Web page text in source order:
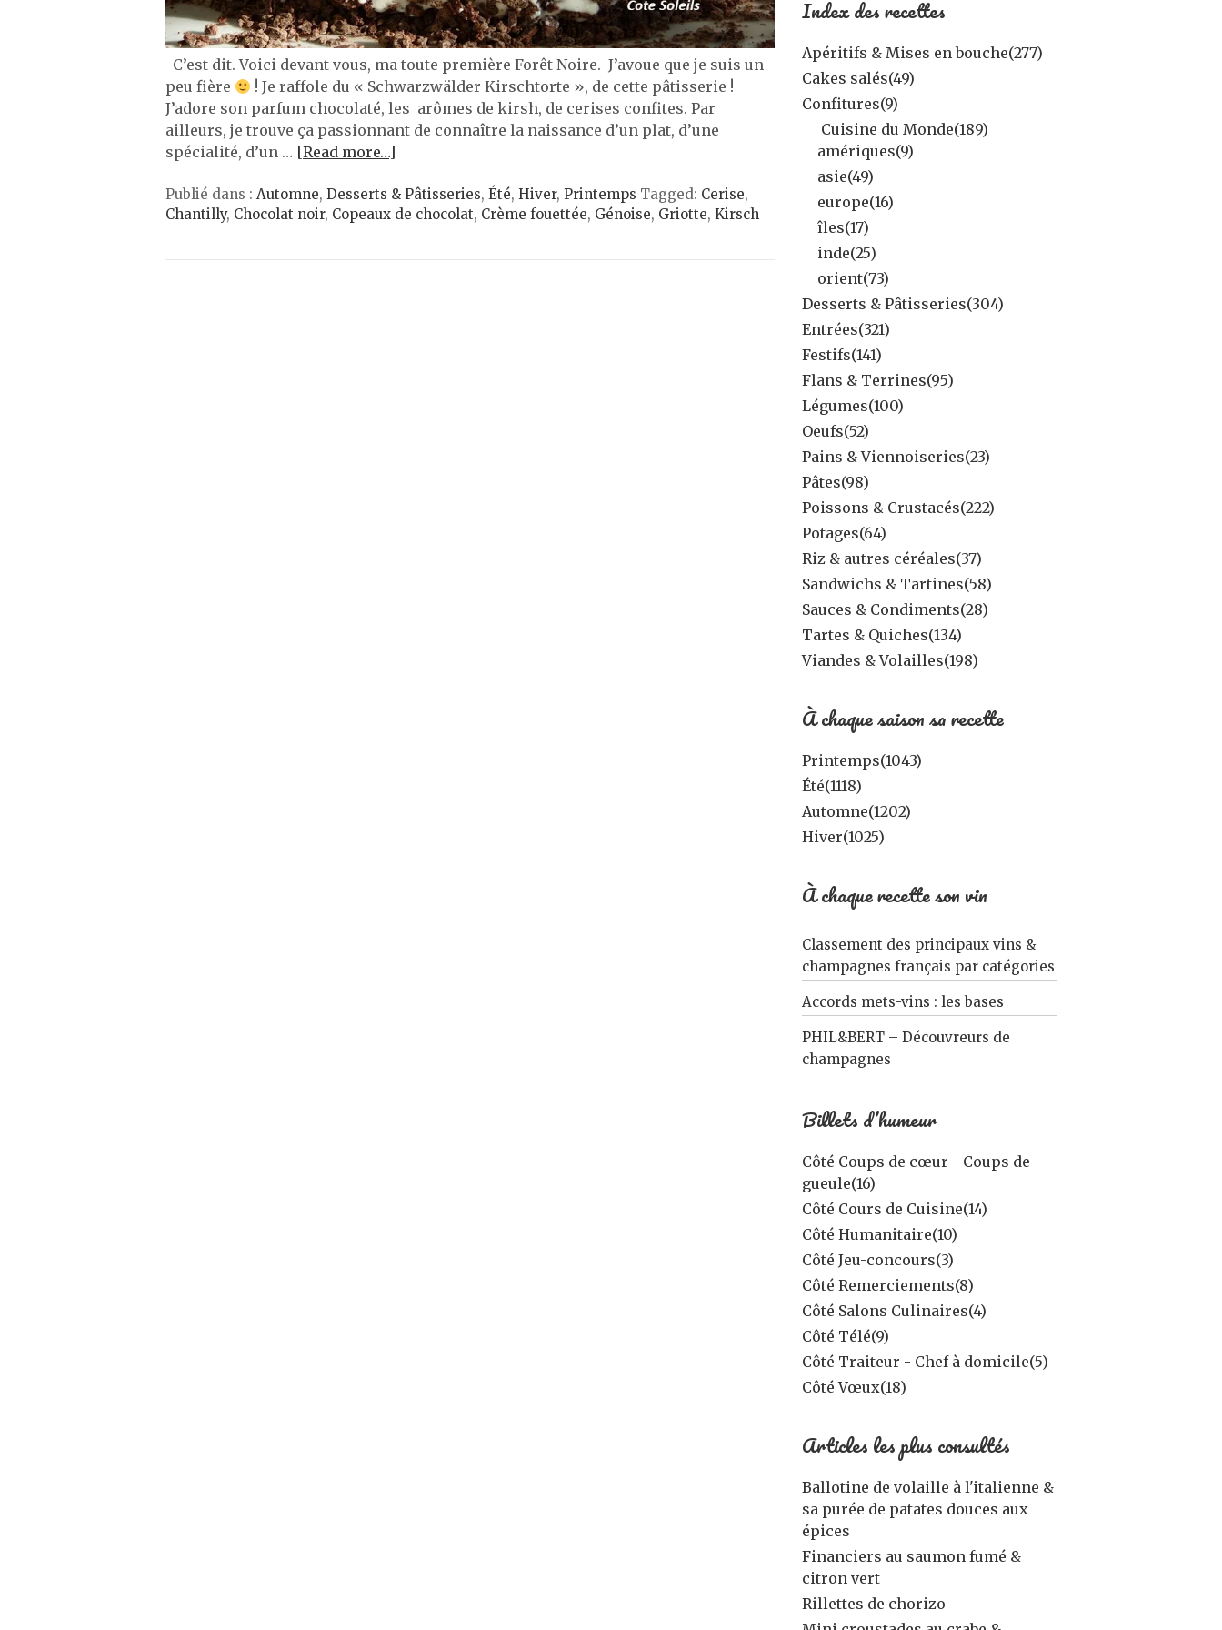
C’est dit. Voici devant vous, ma toute première Forêt Noire. J’avoue que je suis un
peu fière
! Je raffole du « Schwarzwälder Kirschtorte », de cette pâtisserie !
J’adore son parfum chocolaté, les arômes de kirsh, de cerises confites. Par
ailleurs, je trouve ça passionnant de connaître la naissance d’un plat, d’une
spécialité, d’un … [Read more…]
Publié dans : Automne, Desserts & Pâtisseries, Été, Hiver, Printemps Tagged: Cerise,
Chantilly, Chocolat noir, Copeaux de chocolat, Crème fouettée, Génoise, Griotte, Kirsch
Index des recettes
Apéritifs & Mises en bouche(277)
Cakes salés(49)
Confitures(9)
Cuisine du Monde(189)
amériques(9)
asie(49)
europe(16)
îles(17)
inde(25)
orient(73)
Desserts & Pâtisseries(304)
Entrées(321)
Festifs(141)
Flans & Terrines(95)
Légumes(100)
Oeufs(52)
Pains & Viennoiseries(23)
Pâtes(98)
Poissons & Crustacés(222)
Potages(64)
Riz & autres céréales(37)
Sandwichs & Tartines(58)
Sauces & Condiments(28)
Tartes & Quiches(134)
Viandes & Volailles(198)
À chaque saison sa recette
Printemps(1043)
Été(1118)
Automne(1202)
Hiver(1025)
À chaque recette son vin
Classement des principaux vins &
champagnes français par catégories
Accords mets-vins : les bases
PHIL&BERT – Découvreurs de
champagnes
Billets d’humeur
Côté Coups de cœur - Coups de
gueule(16)
Côté Cours de Cuisine(14)
Côté Humanitaire(10)
Côté Jeu-concours(3)
Côté Remerciements(8)
Côté Salons Culinaires(4)
Côté Télé(9)
Côté Traiteur - Chef à domicile(5)
Côté Vœux(18)
Articles les plus consultés
Ballotine de volaille à l'italienne &
sa purée de patates douces aux
épices
Financiers au saumon fumé &
citron vert
Rillettes de chorizo